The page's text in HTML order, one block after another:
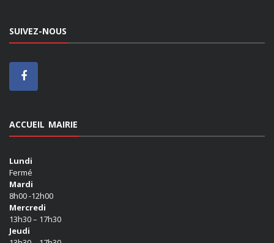
SUIVEZ-NOUS
ACCUEIL MAIRIE
Lundi
Fermé
Mardi
8h00 -12h00
Mercredi
13h30 – 17h30
Jeudi